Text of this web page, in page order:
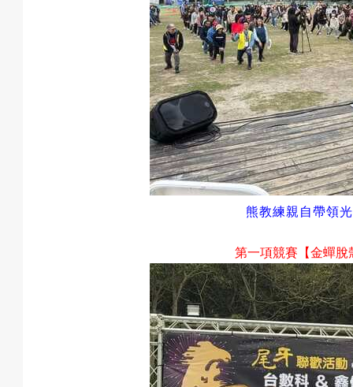
熊教練親自帶領
第一項競賽 【金蟬